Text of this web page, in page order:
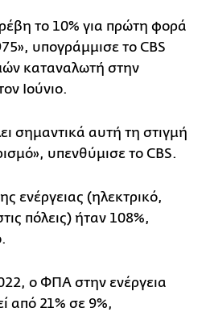
το 10% για πρώτη φορά
υπογράμμισε το CBS
καταναλωτή στην
Ιούνιο.
σημαντικά αυτή τη στιγμή
υπενθύμισε το CBS.
ενέργειας (ηλεκτρικό,
πόλεις) ήταν 108%,
ο ΦΠΑ στην ενέργεια
από 21% σε 9%,